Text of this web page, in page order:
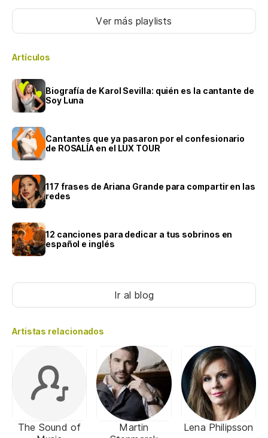
Ver más playlists
Artículos
Biografía de Karol Sevilla: quién es la cantante de
Soy Luna
Cantantes que ya pasaron por el confesionario
de ROSALÍA en el LUX TOUR
117 frases de Ariana Grande para compartir en las
redes
12 canciones para dedicar a tus sobrinos en
español e inglés
Ir al blog
Artistas relacionados
The Sound of
Martin
Lena Philipsson